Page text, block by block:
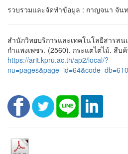
รวบรวมและจัดทำข้อมูล : กาญจนา จัน
สำนักวิทยบริการและเทคโนโลยีสารส
กำแพงเพชร. (2560). กระแตไต่ไม้. สืบ
https://arit.kpru.ac.th/ap2/local/?